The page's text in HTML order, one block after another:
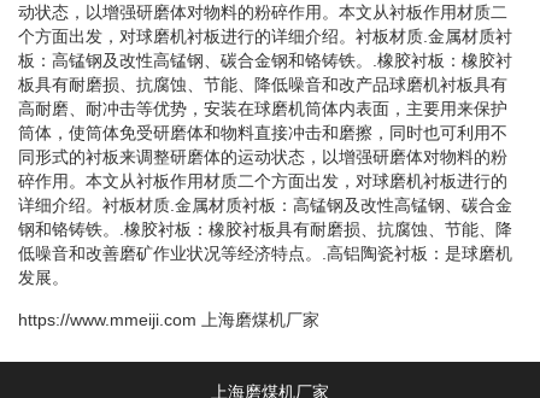
动状态，以增强研磨体对物料的粉碎作用。本文从衬板作用材质二
个方面出发，对球磨机衬板进行的详细介绍。衬板材质.金属材质衬
板：高锰钢及改性高锰钢、碳合金钢和铬铸铁。.橡胶衬板：橡胶衬
板具有耐磨损、抗腐蚀、节能、降低噪音和改产品球磨机衬板具有
高耐磨、耐冲击等优势，安装在球磨机筒体内表面，主要用来保护
筒体，使筒体免受研磨体和物料直接冲击和磨擦，同时也可利用不
同形式的衬板来调整研磨体的运动状态，以增强研磨体对物料的粉
碎作用。本文从衬板作用材质二个方面出发，对球磨机衬板进行的
详细介绍。衬板材质.金属材质衬板：高锰钢及改性高锰钢、碳合金
钢和铬铸铁。.橡胶衬板：橡胶衬板具有耐磨损、抗腐蚀、节能、降
低噪音和改善磨矿作业状况等经济特点。.高铝陶瓷衬板：是球磨机
发展。
https://www.mmeiji.com 上海磨煤机厂家
上海磨煤机厂家